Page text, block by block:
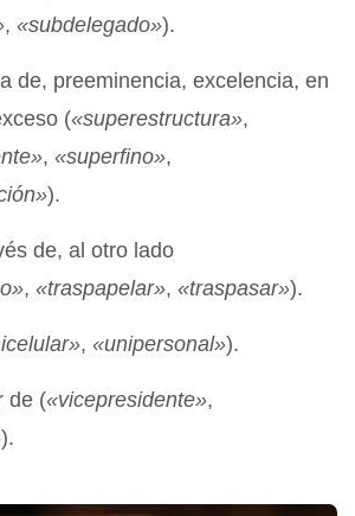
,«subdelegado»).
de, preeminencia, excelencia, en
(«superestructura»,
,«superfino»,
).
de, al otro lado
,«traspapelar»,«traspasar»).
,«unipersonal»).
de («vicepresidente»,
).